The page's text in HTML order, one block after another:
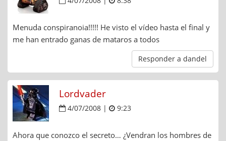
Menuda conspiranoia!!!!! He visto el vídeo hasta el final y
me han entrado ganas de mataros a todos
Responder a dandel
Lordvader
4/07/2008 | 9:23
Ahora que conozco el secreto… ¿Vendran los hombres de